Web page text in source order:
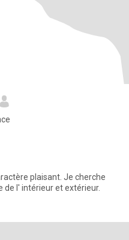
plaisant. Je cherche
de l' intérieur et extérieur.